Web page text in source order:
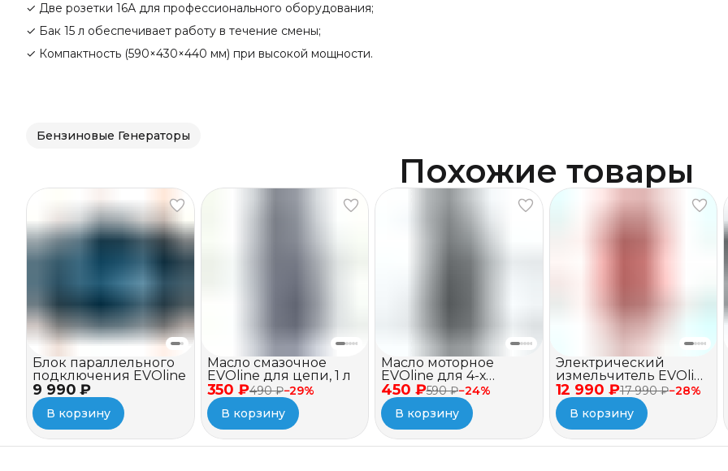
✓ Две розетки 16А для профессионального оборудования;
✓ Бак 15 л обеспечивает работу в течение смены;
✓ Компактность (590×430×440 мм) при высокой мощности.
Бензиновые Генераторы
Похожие товары
9 990 ₽
Блок параллельного
подключения EVOline
В корзину
350 ₽490 ₽−29%
Масло смазочное
EVOline для цепи, 1 л
В корзину
450 ₽590 ₽−24%
Масло моторное
EVOline для 4-х
тактных двигателей,
полусинтетическое,
SAE 10W-40 API SJ/CF, 1
л
В корзину
12 990 ₽17 990 ₽−28%
Электрический
измельчитель EVOline
BSE 2500
В корзину